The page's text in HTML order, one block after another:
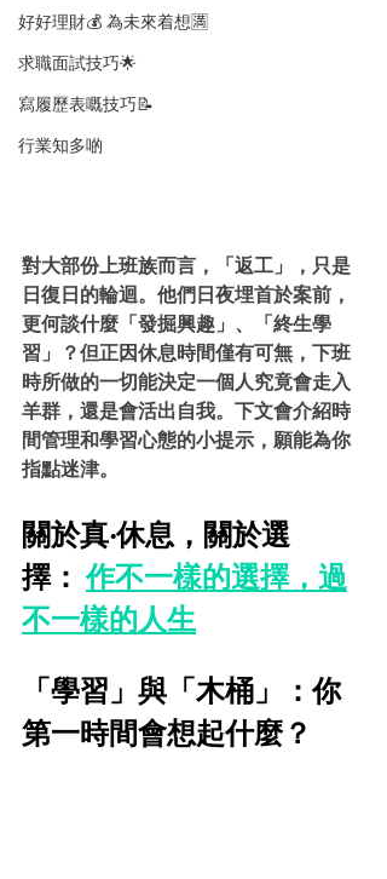
好好理財💰 為未來着想🈵
求職面試技巧🌟
寫履歷表嘅技巧📝
行業知多啲
對大部份上班族而言，「返工」，只是
日復日的輪迴。他們日夜埋首於案前，
更何談什麼「發掘興趣」、「終生學
習」？但正因休息時間僅有可無，下班
時所做的一切能決定一個人究竟會走入
羊群，還是會活出自我。下文會介紹時
間管理和學習心態的小提示，願能為你
指點迷津。
關於真‧休息，關於選
擇： 作不一樣的選擇，過
不一樣的人生
「學習」與「木桶」：你
第一時間會想起什麼？